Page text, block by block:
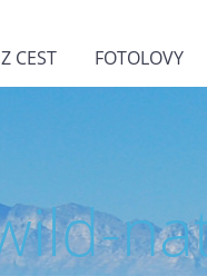
CEST FOTOLOVY